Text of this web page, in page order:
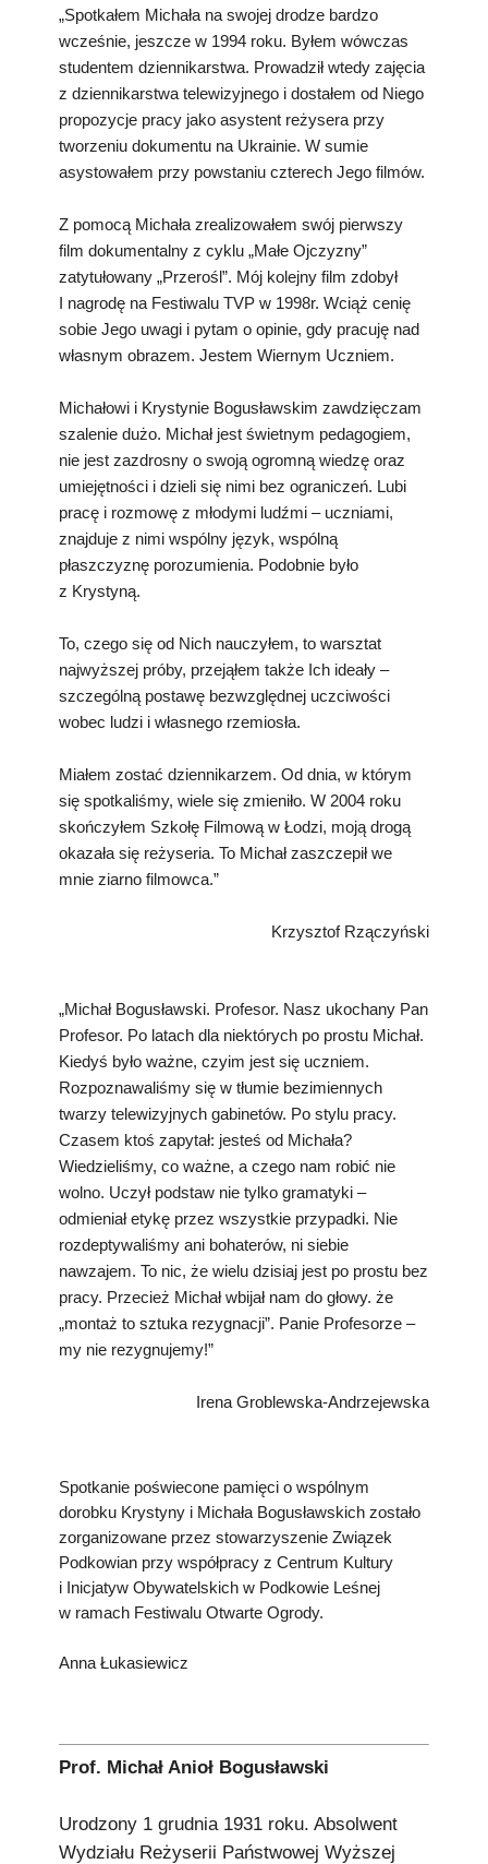
„Spotkałem Michała na swojej drodze bardzo
wcześnie, jeszcze w 1994 roku. Byłem wówczas
studentem dziennikarstwa. Prowadził wtedy zajęcia
z dziennikarstwa telewizyjnego i dostałem od Niego
propozycje pracy jako asystent reżysera przy
tworzeniu dokumentu na Ukrainie. W sumie
asystowałem przy powstaniu czterech Jego filmów.
Z pomocą Michała zrealizowałem swój pierwszy
film dokumentalny z cyklu „Małe Ojczyzny”
zatytułowany „Przerośl”. Mój kolejny film zdobył
I nagrodę na Festiwalu TVP w 1998r. Wciąż cenię
sobie Jego uwagi i pytam o opinie, gdy pracuję nad
własnym obrazem. Jestem Wiernym Uczniem.
Michałowi i Krystynie Bogusławskim zawdzięczam
szalenie dużo. Michał jest świetnym pedagogiem,
nie jest zazdrosny o swoją ogromną wiedzę oraz
umiejętności i dzieli się nimi bez ograniczeń. Lubi
pracę i rozmowę z młodymi ludźmi – uczniami,
znajduje z nimi wspólny język, wspólną
płaszczyznę porozumienia. Podobnie było
z Krystyną.
To, czego się od Nich nauczyłem, to warsztat
najwyższej próby, przejąłem także Ich ideały –
szczególną postawę bezwzględnej uczciwości
wobec ludzi i własnego rzemiosła.
Miałem zostać dziennikarzem. Od dnia, w którym
się spotkaliśmy, wiele się zmieniło. W 2004 roku
skończyłem Szkołę Filmową w Łodzi, moją drogą
okazała się reżyseria. To Michał zaszczepił we
mnie ziarno filmowca.”
Krzysztof Rzączyński
„Michał Bogusławski. Profesor. Nasz ukochany Pan
Profesor. Po latach dla niektórych po prostu Michał.
Kiedyś było ważne, czyim jest się uczniem.
Rozpoznawaliśmy się w tłumie bezimiennych
twarzy telewizyjnych gabinetów. Po stylu pracy.
Czasem ktoś zapytał: jesteś od Michała?
Wiedzieliśmy, co ważne, a czego nam robić nie
wolno. Uczył podstaw nie tylko gramatyki –
odmieniał etykę przez wszystkie przypadki. Nie
rozdeptywaliśmy ani bohaterów, ni siebie
nawzajem. To nic, że wielu dzisiaj jest po prostu bez
pracy. Przecież Michał wbijał nam do głowy. że
„montaż to sztuka rezygnacji”. Panie Profesorze –
my nie rezygnujemy!”
Irena Groblewska-Andrzejewska
Spotkanie poświecone pamięci o wspólnym
dorobku Krystyny i Michała Bogusławskich zostało
zorganizowane przez stowarzyszenie Związek
Podkowian przy współpracy z Centrum Kultury
i Inicjatyw Obywatelskich w Podkowie Leśnej
w ramach Festiwalu Otwarte Ogrody.
Anna Łukasiewicz
Prof. Michał Anioł Bogusławski
Urodzony 1 grudnia 1931 roku. Absolwent
Wydziału Reżyserii Państwowej Wyższej